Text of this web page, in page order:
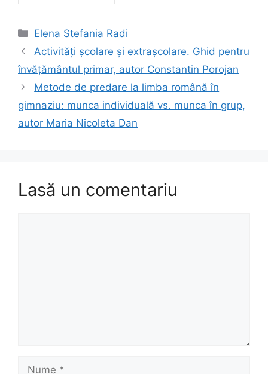
Categorii
Elena Stefania Radi
Activități școlare și extrașcolare. Ghid pentru
învățământul primar, autor Constantin Porojan
Metode de predare la limba română în
gimnaziu: munca individuală vs. munca în grup,
autor Maria Nicoleta Dan
Lasă un comentariu